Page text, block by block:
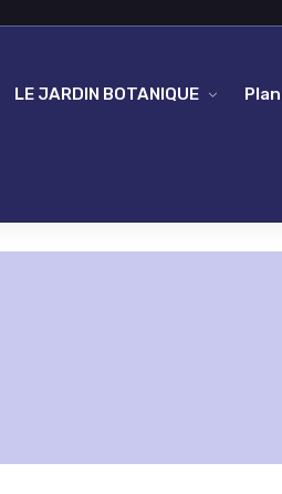
LE JARDIN BOTANIQUE